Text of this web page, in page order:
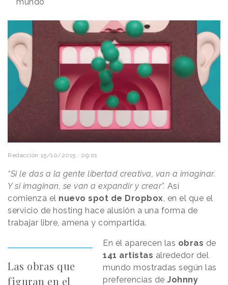
Redacción 15/10/2015 · 09:01
“Si le das a la gente libertad creativa, van a imaginar.
Y si imaginan, se van a expandir y crear”. Así
comienza el nuevo spot de Dropbox, en el que el
servicio de hosting hace alusión a una forma de
trabajar libre, amena y compartida.
Las obras que
figuran en el
En él aparecen las obras de
141 artistas alrededor del
mundo mostradas según las
preferencias deJohnny